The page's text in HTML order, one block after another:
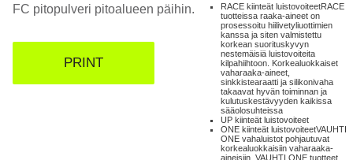
RACE kiinteät luistovoiteetRACE
tuotteissa raaka-aineet on
prosessoitu hiilivetyliuottimien
kanssa ja siten valmistettu
korkean suorituskyvyn
nestemäisiä luistovoiteita
kilpahiihtoon. Korkealuokkaiset
vaharaaka-aineet,
sinkkistearaatti ja silikonivaha
takaavat hyvän toiminnan ja
kulutuskestävyyden kaikissa
sääolosuhteissa
UP kiinteät luistovoiteet
ONE kiinteät luistovoiteetVAUHTI
ONE vahaluistot pohjautuvat
korkealuokkaisiin vaharaaka-
aineisiin. VAUHTI ONE tuotteet
FC pitopulveri pitoalueen päihin.
PRINT